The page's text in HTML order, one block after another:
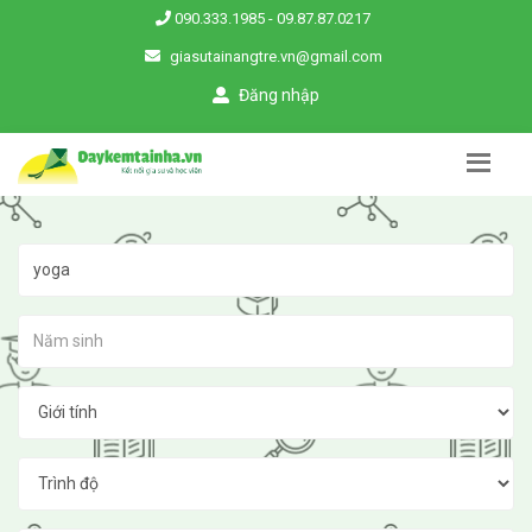
090.333.1985 - 09.87.87.0217
giasutainangtre.vn@gmail.com
Đăng nhập